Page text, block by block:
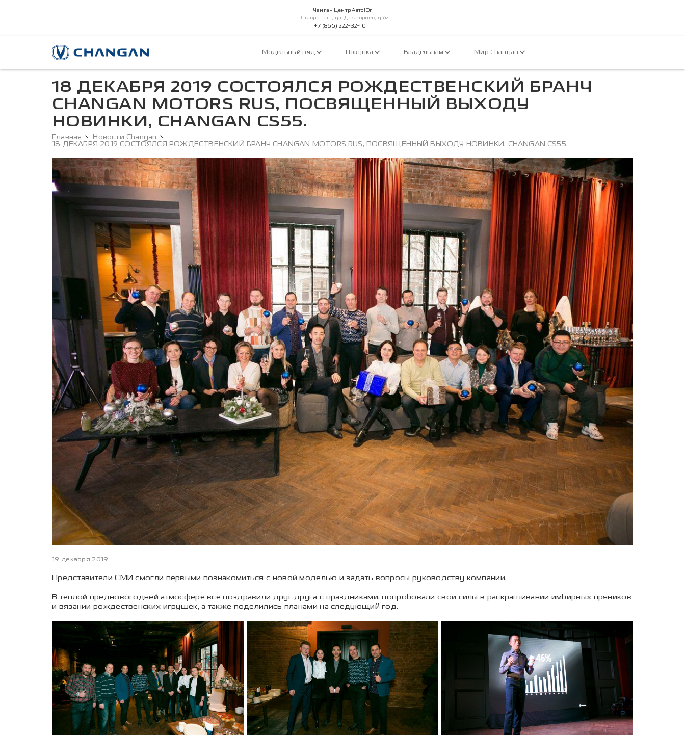
Чанган Центр АвтоЮг
г. Ставрополь, ул. Доваторцев, д. 62
+7 (865) 222-32-10
Модельный ряд Покупка Владельцам Мир Changan
18 ДЕКАБРЯ 2019 СОСТОЯЛСЯ РОЖДЕСТВЕНСКИЙ БРАНЧ
CHANGAN MOTORS RUS, ПОСВЯЩЕННЫЙ ВЫХОДУ
НОВИНКИ, CHANGAN CS55.
Главная
Новости Changan
18 ДЕКАБРЯ 2019 СОСТОЯЛСЯ РОЖДЕСТВЕНСКИЙ БРАНЧ CHANGAN MOTORS RUS, ПОСВЯЩЕННЫЙ ВЫХОДУ НОВИНКИ, CHANGAN CS55.
19 декабря 2019
Представители СМИ смогли первыми познакомиться с новой моделью и задать вопросы руководству компании.
В теплой предновогодней атмосфере все поздравили друг друга с праздниками, попробовали свои силы в раскрашивании имбирных пряников
и вязании рождественских игрушек, а также поделились планами на следующий год.